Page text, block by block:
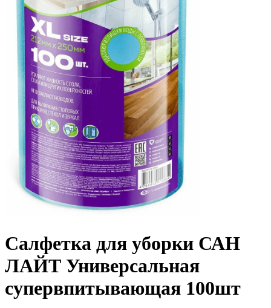
Салфетка для уборки САН
ЛАЙТ Универсальная
супервпитывающая 100шт